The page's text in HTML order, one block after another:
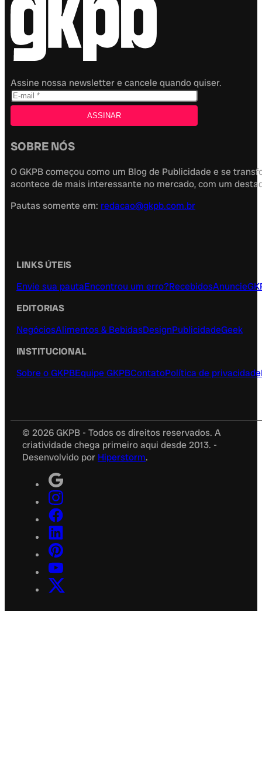
Assine nossa newsletter e cancele quando quiser.
SOBRE NÓS
O GKPB começou como um Blog de Publicidade e se
acontece de mais interessante no mercado, com um
Pautas somente em: redacao@gkpb.com.br
LINKS ÚTEIS
Envie sua pautaEncontrou um erro?RecebidosAnuncie
EDITORIAS
NegóciosAlimentos & BebidasDesignPublicidadeGeek
INSTITUCIONAL
Sobre o GKPBEquipe GKPBContatoPolítica de privacidade
© 2026 GKPB - Todos os direitos reservados. A
criatividade chega primeiro aqui desde 2013. -
Desenvolvido por Hiperstorm.